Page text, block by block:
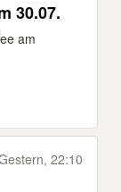
30.07.
am
22:10